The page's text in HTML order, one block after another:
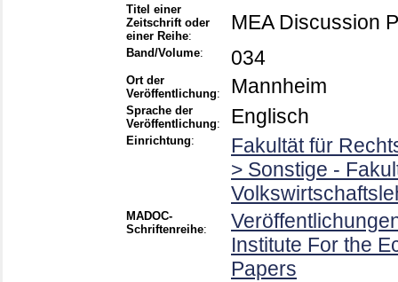
Titel einer
Zeitschrift oder
einer Reihe:
MEA Discussion
Band/Volume: 034
Ort der
Veröffentlichung: Mannheim
Sprache der
Veröffentlichung: Englisch
Einrichtung:
Fakultät für
> Sonstige -
MADOC-
Schriftenreihe:
Institute For the
Papers